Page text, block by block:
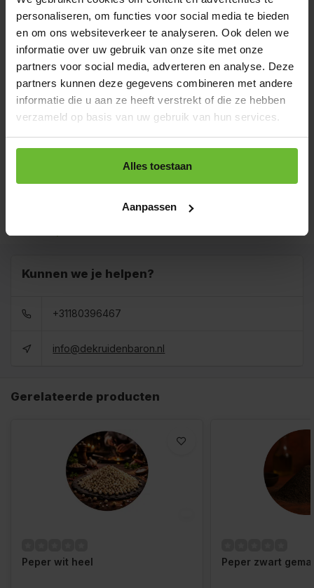
personaliseren, om functies voor social media te bieden
en om ons websiteverkeer te analyseren. Ook delen we
informatie over uw gebruik van onze site met onze
partners voor social media, adverteren en analyse. Deze
partners kunnen deze gegevens combineren met andere
informatie die u aan ze heeft verstrekt of die ze hebben
verzameld op basis van uw gebruik van hun services.
Alles toestaan
Aanpassen
Zakje 45 gram
Art# 16066S
Totaal:€2,65
Strooibus 250 gram
Art# 16066Z
Op voorraad
€9,25
Totaal:€9,25
Zak 1 kilo
Art# 16066K
Op voorraad
Totaal: €369,00
Kunnen we je helpen?
+31180396467
info@dekruidenbaron.nl
Gerelateerde producten
Peper wit heel Peper zwart